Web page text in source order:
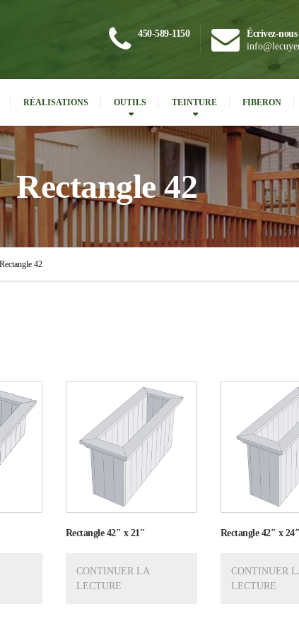
450-589-1150
Écrivez-nous
RÉALISATIONS OUTILS TEINTURE FIBERON
Rectangle 42
Rectangle 42
Rectangle 42″ x 21″
CONTINUER LA
LECTURE
Rectangle 42″ x 24″
CONTINUER
LECTURE